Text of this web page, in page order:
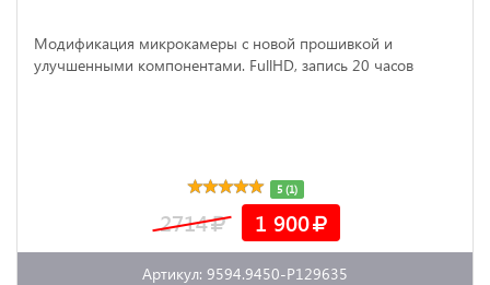
Модификация микрокамеры с новой прошивкой и
улучшенными компонентами. FullHD, запись 20 часов
5 (1)
2714 1 900
Артикул: 9594.9450-P129635